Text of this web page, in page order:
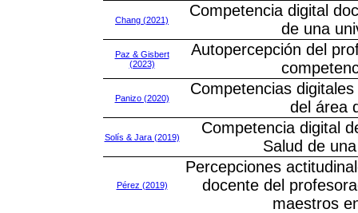
Chang (2021)
Competencia digital
de una
Paz & Gisbert
(2023)
Autopercepción del
Panizo (2020)
Competencias
del área
Solís & Jara (2019)
Competencia digital
Salud de
Pérez (2019)
Percepciones
docente del
maestros